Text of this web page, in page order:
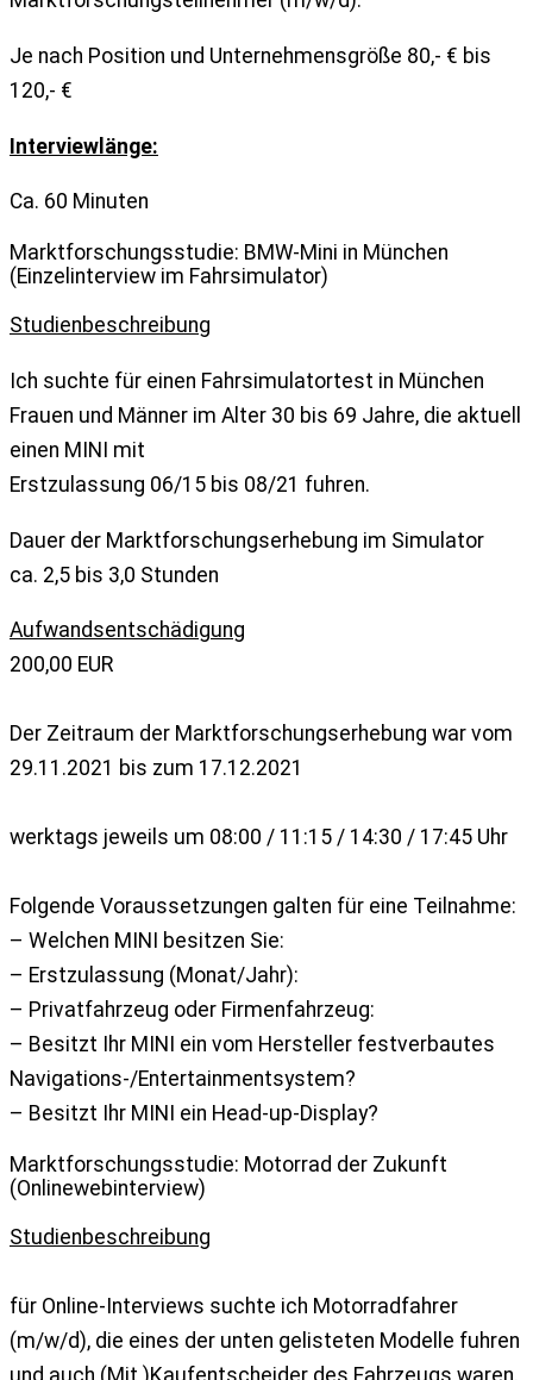
Je nach Position und Unternehmensgröße 80,- € bis
120,- €
Interviewlänge:
Ca. 60 Minuten
Marktforschungsstudie: BMW-Mini in München
(Einzelinterview im Fahrsimulator)
Studienbeschreibung
Ich suchte für einen Fahrsimulatortest in München
Frauen und Männer im Alter 30 bis 69 Jahre, die aktuell
einen MINI mit
Erstzulassung 06/15 bis 08/21 fuhren.
Dauer der Marktforschungserhebung im Simulator
ca. 2,5 bis 3,0 Stunden
Aufwandsentschädigung
200,00 EUR
Der Zeitraum der Marktforschungserhebung war vom
29.11.2021 bis zum 17.12.2021
werktags jeweils um 08:00 / 11:15 / 14:30 / 17:45 Uhr
Folgende Voraussetzungen galten für eine Teilnahme:
– Welchen MINI besitzen Sie:
– Erstzulassung (Monat/Jahr):
– Privatfahrzeug oder Firmenfahrzeug:
– Besitzt Ihr MINI ein vom Hersteller festverbautes
Navigations-/Entertainmentsystem?
– Besitzt Ihr MINI ein Head-up-Display?
Marktforschungsstudie: Motorrad der Zukunft
(Onlinewebinterview)
Studienbeschreibung
für Online-Interviews suchte ich Motorradfahrer
(m/w/d), die eines der unten gelisteten Modelle fuhren